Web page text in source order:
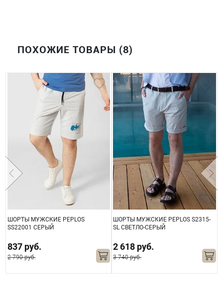
ПОХОЖИЕ ТОВАРЫ (8)
ШОРТЫ МУЖСКИЕ PEPLOS
SS22001 СЕРЫЙ
837 руб.
2 790 руб.
ШОРТЫ МУЖСКИЕ PEPLOS S2315-
SL СВЕТЛО-СЕРЫЙ
2 618 руб.
3 740 руб.